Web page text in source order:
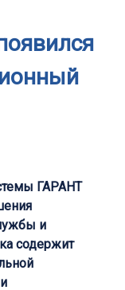
ГАРАНТ
и
содержит